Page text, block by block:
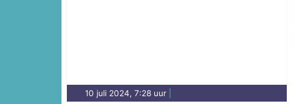
10 juli 2024, 7:28 uur